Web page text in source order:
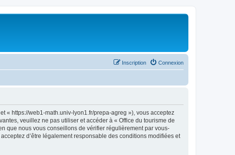
Connexion
Inscription
« https://web1-math.univ-lyon1.fr/prepa-agreg »), vous acceptez
veuillez ne pas utiliser et accéder à « Office du tourisme de
que nous vous conseillons de vérifier régulièrement par vous-
d’être légalement responsable des conditions modifiées et